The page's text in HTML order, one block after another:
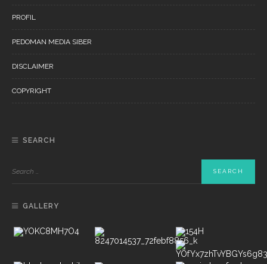
PROFIL
PEDOMAN MEDIA SIBER
DISCLAIMER
COPYRIGHT
SEARCH
GALLERY